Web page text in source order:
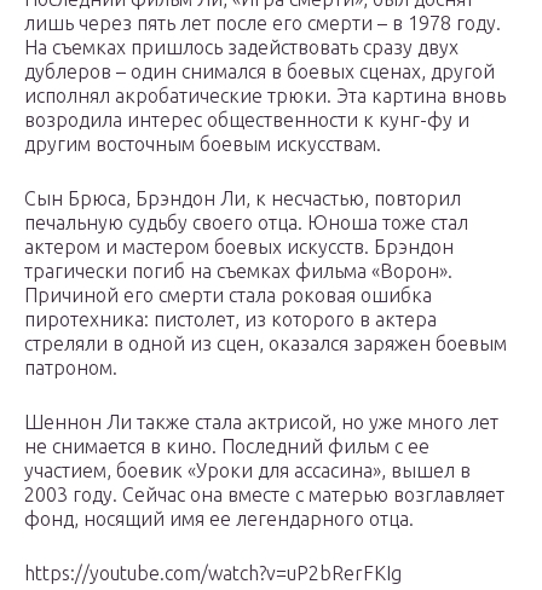
лишь через пять лет после его смерти – в 1978 году.
На съемках пришлось задействовать сразу двух
дублеров – один снимался в боевых сценах, другой
исполнял акробатические трюки. Эта картина вновь
возродила интерес общественности к кунг-фу и
другим восточным боевым искусствам.
Сын Брюса, Брэндон Ли, к несчастью, повторил
печальную судьбу своего отца. Юноша тоже стал
актером и мастером боевых искусств. Брэндон
трагически погиб на съемках фильма «Ворон».
Причиной его смерти стала роковая ошибка
пиротехника: пистолет, из которого в актера
стреляли в одной из сцен, оказался заряжен боевым
патроном.
Шеннон Ли также стала актрисой, но уже много лет
не снимается в кино. Последний фильм с ее
участием, боевик «Уроки для ассасина», вышел в
2003 году. Сейчас она вместе с матерью возглавляет
фонд, носящий имя ее легендарного отца.
https://youtube.com/watch?v=uP2bRerFKIg